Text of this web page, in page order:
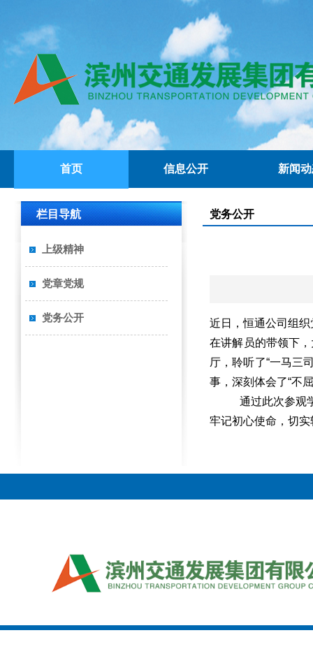
首页 信息公开 新闻
栏目导航
上级精神
党章党规
党务公开
党务公开
近日，恒通公司 组织
在讲解员的带领下
厅，聆听了“一马三
事，深刻体会了“不
通过此次参观
牢记初心使命，切